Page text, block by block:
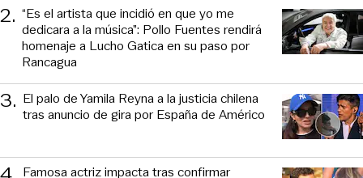
2. “Es el artista que incidió en que yo me
dedicara a la música”: Pollo Fuentes rendirá
homenaje a Lucho Gatica en su paso por
Rancagua
3. El palo de Yamila Reyna a la justicia chilena
tras anuncio de gira por España de Américo
Famosa actriz impacta tras confirmar